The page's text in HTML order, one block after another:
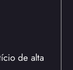
de alta